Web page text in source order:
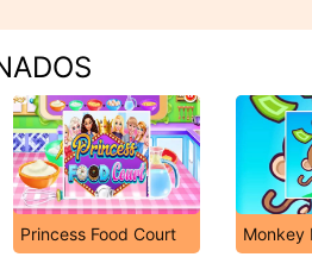
Princess Food Court Monkey